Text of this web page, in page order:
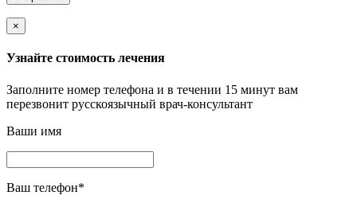
×
Узнайте стоимость лечения
Заполните номер телефона и в течении 15 минут вам
перезвонит русскоязычный врач-консультант
Ваши имя
Ваш телефон*